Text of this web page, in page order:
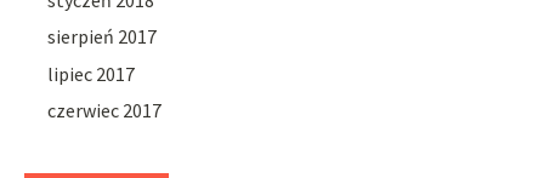
sierpień 2017
lipiec 2017
czerwiec 2017